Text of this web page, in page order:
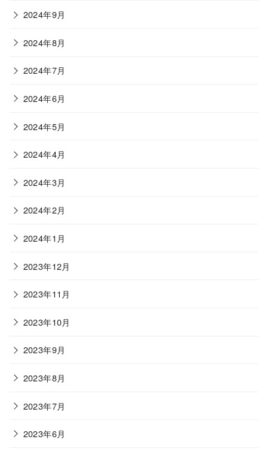
2024年9月
2024年8月
2024年7月
2024年6月
2024年5月
2024年4月
2024年3月
2024年2月
2024年1月
2023年12月
2023年11月
2023年10月
2023年9月
2023年8月
2023年7月
2023年6月